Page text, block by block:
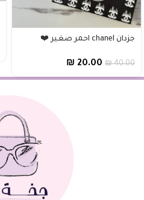
جزدان chanel احمر صغير ❤️
₪40.00
₪ 20.00